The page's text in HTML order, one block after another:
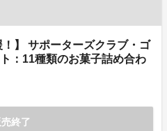
！】 サポーターズクラブ・ゴ
：11種類のお菓子詰め合わ
売終了